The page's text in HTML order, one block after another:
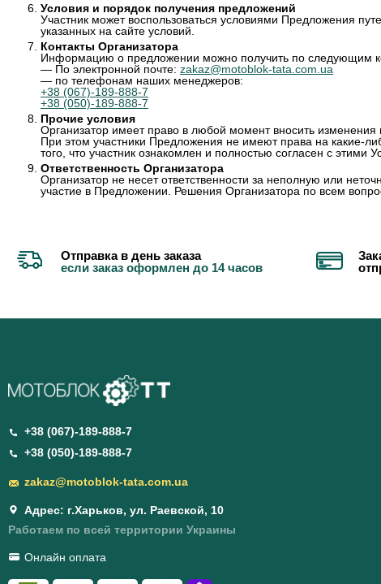
Условия и порядок получения предложений
Участник может воспользоваться условиями Предложения
указанных на сайте условий.
Контакты Организатора
Информацию о предложении можно получить по следующим
— По электронной почте: zakaz@motoblok-tata.com.ua
— по телефонам наших менеджеров:
+38 (067)-189-888-7
+38 (050)-189-888-7
Прочие условия
Организатор имеет право в любой момент вносить
При этом участники Предложения не имеют права на какие-
того, что участник ознакомлен и полностью согласен с этими
Ответственность Организатора
Организатор не несет ответственности за неполную или
участие в Предложении. Решения Организатора по всем
Отправка в день заказа
если заказ оформлен до 14 часов
+38 (067)-189-888-7
+38 (050)-189-888-7
zakaz@motoblok-tata.com.ua
Адрес: г.Харьков, ул. Раевской, 10
Работаем по всей территории Украины
Онлайн оплата